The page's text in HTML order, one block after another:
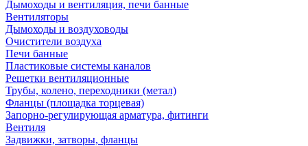
Дымоходы и вентиляция, печи банные
Вентиляторы
Дымоходы и воздуховоды
Очистители воздуха
Печи банные
Пластиковые системы каналов
Решетки вентиляционные
Трубы, колено, переходники (метал)
Фланцы (площадка торцевая)
Запорно-регулирующая арматура, фитинги
Вентиля
Задвижки, затворы, фланцы